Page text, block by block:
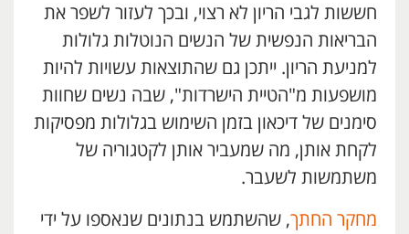
חששות לגבי הריון לא רצוי, ובכך לעזור לשפר את
הבריאות הנפשית של הנשים הנוטלות גלולות
למניעת הריון. ייתכן גם שהתוצאות עשויות להיות
מושפעות מ"הטיית הישרדות", שבה נשים שחוות
סימנים של דיכאון בזמן השימוש בגלולות מפסיקות
לקחת אותן, מה שמעביר אותן לקטגוריה של
משתמשות לשעבר.
מחקר החתך, שהשתמש בנתונים שנאספו על ידי